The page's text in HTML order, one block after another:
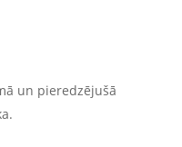
un pieredzējušā